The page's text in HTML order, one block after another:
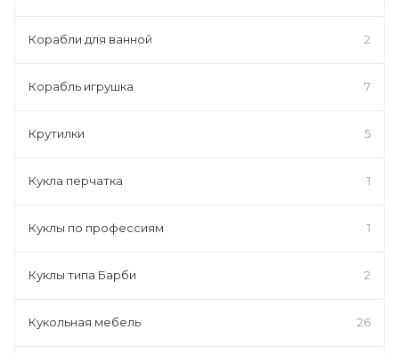
Корабли для ванной 2
Корабль игрушка 7
Крутилки 5
Кукла перчатка 1
Куклы по профессиям 1
Куклы типа Барби 2
Кукольная мебель 26